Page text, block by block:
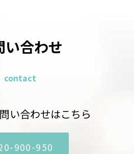
い合わせ
contact
い合わせはこちら
900-950